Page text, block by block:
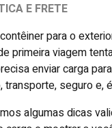
E FRETE
para o
primeira viagem
enviar carga
transporte, seguro e,
algumas dicas